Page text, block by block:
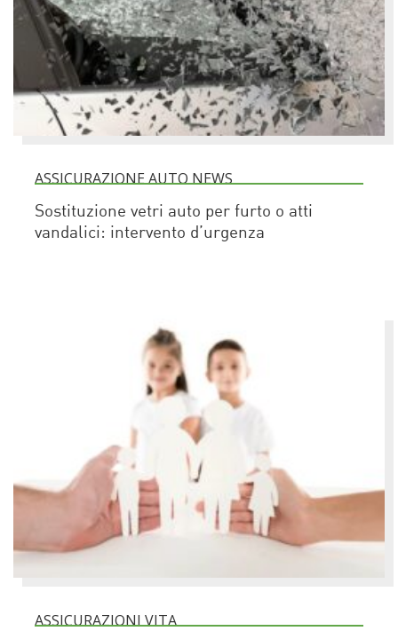
ASSICURAZIONE AUTO NEWS
Sostituzione vetri auto per furto o atti
vandalici: intervento d’urgenza
ASSICURAZIONI VITA